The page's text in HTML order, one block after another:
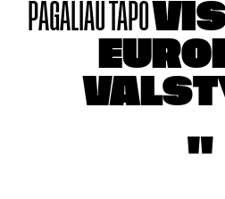
PAGALIAU TAPO